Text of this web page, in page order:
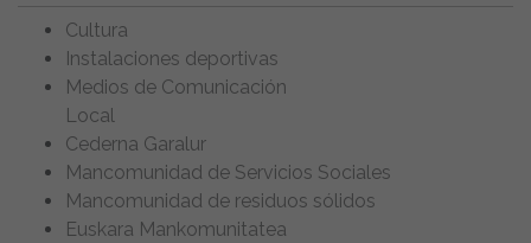
Cultura
Instalaciones deportivas
Medios de Comunicación
Local
Cederna Garalur
Mancomunidad de Servicios Sociales
Mancomunidad de residuos sólidos
Euskara Mankomunitatea